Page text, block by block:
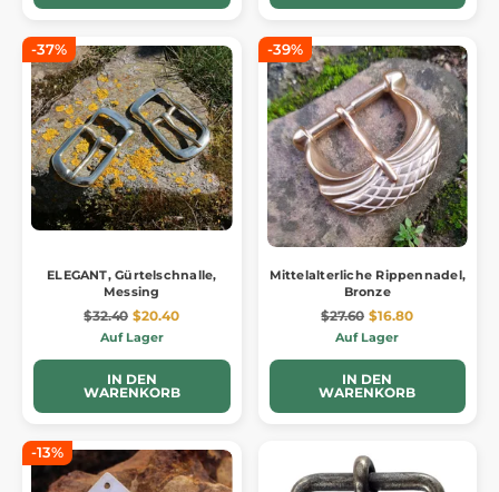
-37%
ELEGANT, Gürtelschnalle,
Messing
$32.40 $20.40
Auf Lager
IN DEN
WARENKORB
-39%
Mittelalterliche Rippennadel,
Bronze
$27.60 $16.80
Auf Lager
IN DEN
WARENKORB
-13%